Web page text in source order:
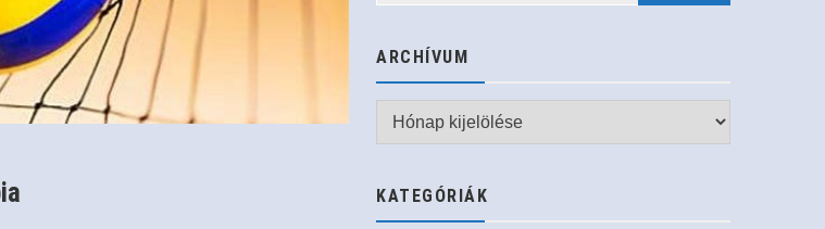
ARCHÍVUM
Archívum
KATEGÓRIÁK